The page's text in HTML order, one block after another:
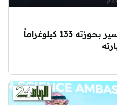
القبض على مواطن في عسير بحوزته 133 كيلوغراماً